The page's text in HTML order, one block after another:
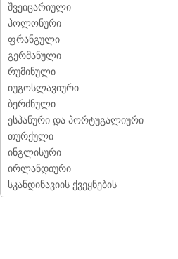
შვეიცარიული
პოლონური
ფრანგული
გერმანული
რუმინული
იუგოსლავიური
ბერძნული
ესპანური და პორტუგალიური
თურქული
ინგლისური
ირლანდიური
სკანდინავიის ქვეყნების